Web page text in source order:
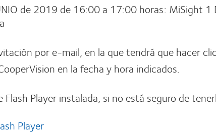
de 2019 de 16:00 a 17:00 horas: MiSight
por e-mail, en la que tendrá que hacer
en la fecha y hora indicados.
Player instalada, si no está seguro de
Player